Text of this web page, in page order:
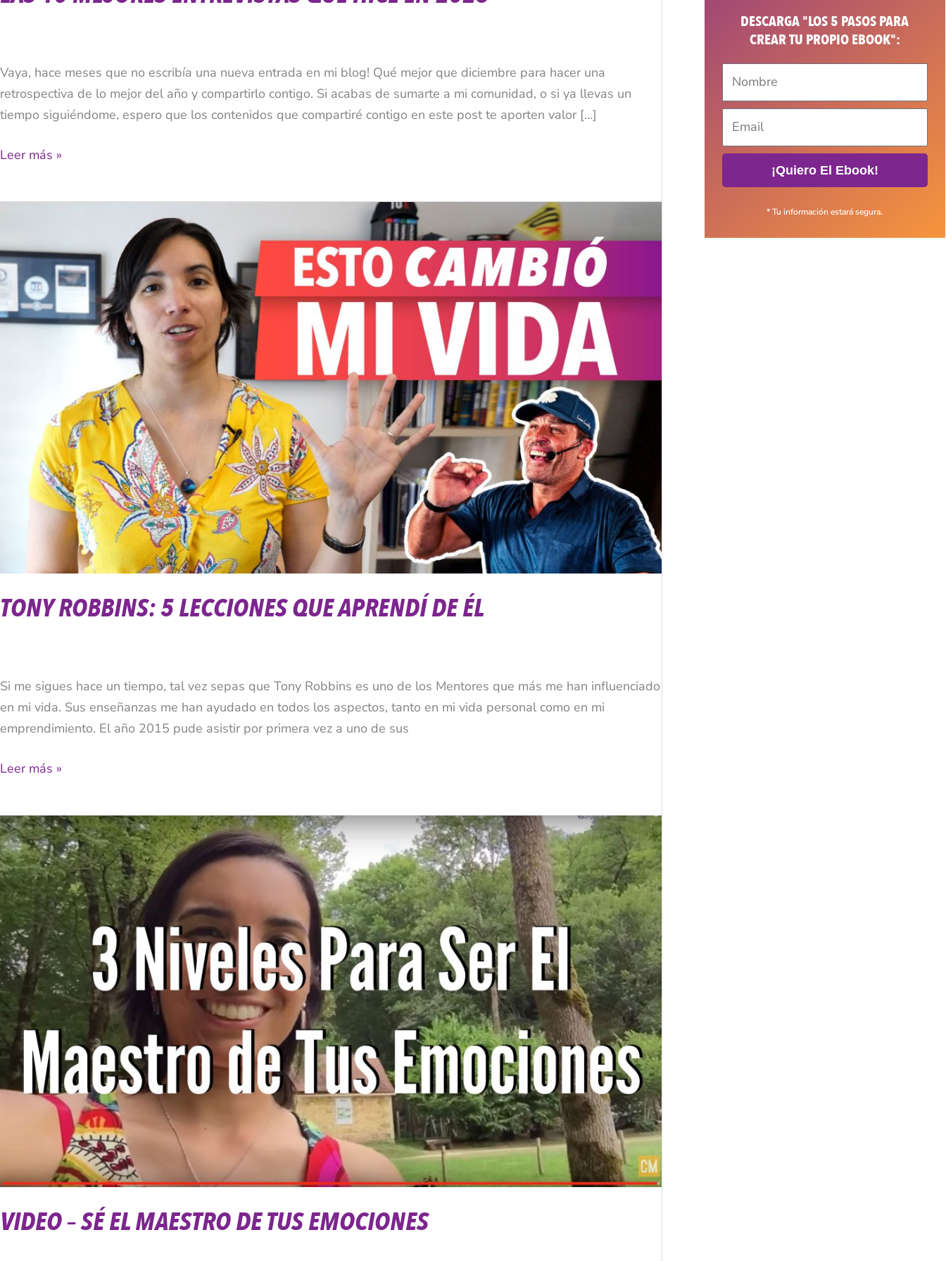
Vaya, hace meses que no escribía una nueva entrada en mi blog! Qué mejor que diciembre para hacer una
retrospectiva de lo mejor del año y compartirlo contigo. Si acabas de sumarte a mi comunidad, o si ya llevas un
tiempo siguiéndome, espero que los contenidos que compartiré contigo en este post te aporten valor […]
Leer más »
TONY ROBBINS: 5 LECCIONES QUE APRENDÍ DE ÉL
Si me sigues hace un tiempo, tal vez sepas que Tony Robbins es uno de los Mentores que más me han influenciado
en mi vida. Sus enseñanzas me han ayudado en todos los aspectos, tanto en mi vida personal como en mi
emprendimiento. El año 2015 pude asistir por primera vez a uno de sus
5
Lecciones
Aprendí
Leer más »
VIDEO – SÉ EL MAESTRO DE TUS EMOCIONES
Video
–
Sé
El
Maestro
De
Tus
Emociones
DESCARGA "LOS 5 PASOS PARA
CREAR TU PROPIO EBOOK":
¡Quiero El Ebook!
* Tu información estará segura.